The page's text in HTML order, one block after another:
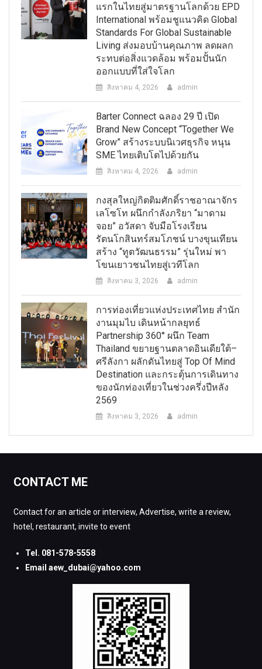
แรกในไทยสู่มาตรฐานโลกด้วย EPD
International พร้อมชูแนวคิด Global
Standards For Global Sustainable
Living ส่งมอบบ้านคุณภาพ ลดผลก
ระทบต่อสิ่งแวดล้อม พร้อมปั้นนัก
ออกแบบที่ใส่ใจโลก
สิงหาคม 4, 2026 admin
Barter Connect ฉลอง 29 ปี เปิด
Brand New Concept “Together We
Grow” สร้างระบบนิเวศธุรกิจ หนุน
SME ไทยเติบโตไปด้วยกัน
สิงหาคม 4, 2026 admin
กงสุลใหญ่กิตติมศักดิ์ราชอาณาจักร
เลโซโท ผนึกกำลังภริยา “มาดาม
จอย” อวัสดา จับมือโรงเรียน
รัตนโกสินทร์สมโภชน์ บางขุนเทียน
สร้าง “ทูตวัฒนธรรม” รุ่นใหม่ พา
โขนเยาวชนไทยสู่เวทีโลก
สิงหาคม 3, 2026 admin
การท่องเที่ยวแห่งประเทศไทย สำนัก
งานมุมไบ เดินหน้ากลยุทธ์
Partnership 360° ผนึก Team
Thailand ขยายฐานตลาดอินเดียใต้–
ศรีลังกา ผลักดันไทยสู่ Top Of Mind
Destination และกระตุ้นการเดินทาง
ของนักท่องเที่ยวในช่วงครึ่งปีหลัง
2569
สิงหาคม 3, 2026 admin
CONTACT ME
Contact for an article or interview, Advertise, write a review,
hotel, restaurant, invite to event
Tel. 081-578-5558
Email aew_dubai@yahoo.com